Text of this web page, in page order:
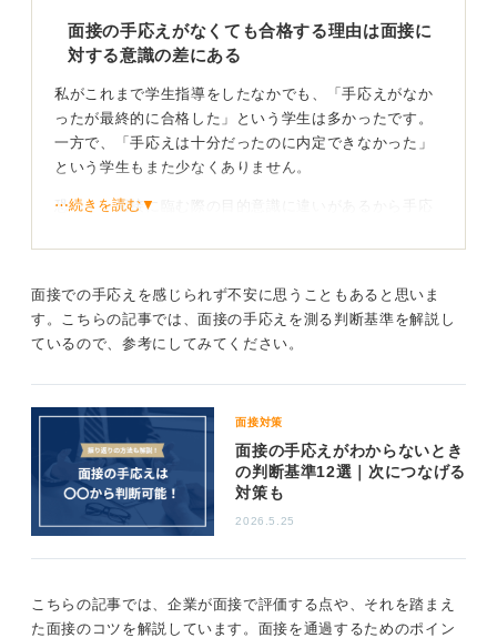
面接の手応えがなくても合格する理由は面接に
対する意識の差にある
私がこれまで学生指導をしたなかでも、「手応えがなか
ったが最終的に合格した」という学生は多かったです。
一方で、「手応えは十分だったのに内定できなかった」
という学生もまた少なくありません。
恐らく、面接に臨む際の目的意識に違いがあるから手応
めの面接なのか、そのベクトルがどちらに向いているの
す。
たとえば、「手応えは十分だったのに内定できなかっ
「練習通りにできた」といった答えが返ってくることが
多く、これは自己満足するための面接になってしまって
いるケースだと私は感じます。
結果を出す秘訣は相手の立場に立つこと
きたいのか、何を知りたいのかを優先して対話していま
⋯続きを読む▼
面接での手応えを感じられず不安に思うこともあると思いま
す。こちらの記事では、面接の手応えを測る判断基準を解説し
ているので、参考にしてみてください。
面接対策
面接の手応えがわからないとき
の判断基準12選｜次につなげる
対策も
2026.5.25
こちらの記事では、企業が面接で評価する点や、それを踏まえ
た面接のコツを解説しています。面接を通過するためのポイン